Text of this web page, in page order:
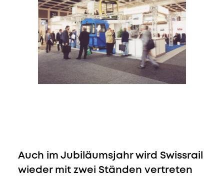
Auch im Jubiläumsjahr wird Swissrail
wieder mit zwei Ständen vertreten